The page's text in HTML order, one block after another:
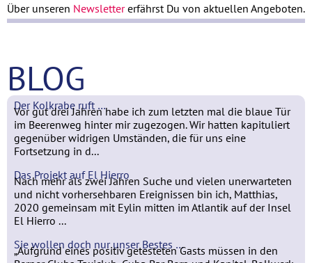
Über unseren Newslettererfährst Du von aktuellen Angeboten.
BLOG
Der Kolkrabe ruft …
Vor gut drei Jahren habe ich zum letzten mal die blaue Tür
im Beerenweg hinter mir zugezogen. Wir hatten kapituliert
gegenüber widrigen Umständen, die für uns eine
Fortsetzung in d...
Das Projekt auf El Hierro
Nach mehr als zwei Jahren Suche und vielen unerwarteten
und nicht vorhersehbaren Ereignissen bin ich, Matthias,
2020 gemeinsam mit Eylin mitten im Atlantik auf der Insel
El Hierro ...
Sie wollen doch nur unser Bestes …
„Aufgrund eines positiv getesteten Gasts müssen in den